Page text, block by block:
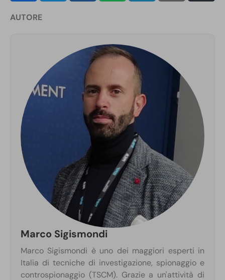
AUTORE
Marco Sigismondi
Marco Sigismondi è uno dei maggiori esperti in
Italia di tecniche di investigazione, spionaggio e
controspionaggio (TSCM). Grazie a un'attività di